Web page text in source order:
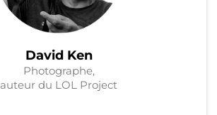
David Ken
Photographe,
auteur du LOL Project